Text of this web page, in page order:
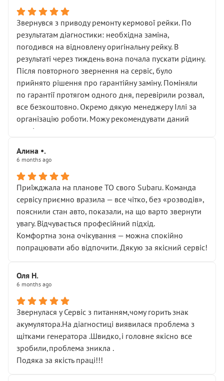
Звернувся з приводу ремонту кермової рейки. По
результатам діагностики: необхідна заміна,
погодився на відновлену оригінальну рейку. В
результаті через тиждень вона почала пускати рідину.
Після повторного звернення на сервіс, було
прийнято рішення про гарантійну заміну. Поміняли
по гарантії протягом одного дня, перевірили розвал,
все безкоштовно. Окремо дякую менеджеру Іллі за
організацію роботи. Можу рекомендувати даний
сервіс.
Алина •.
6 months ago
Приїжджала на планове ТО свого Subaru. Команда
сервісу приємно вразила — все чітко, без «розводів»,
пояснили стан авто, показали, на що варто звернути
увагу. Відчувається професійний підхід.
Комфортна зона очікування — можна спокійно
попрацювати або відпочити. Дякую за якісний сервіс!
Оля Н.
6 months ago
Звернулася у Сервіс з питанням,чому горить знак
акумулятора.На діагностиці виявилася проблема з
щітками генератора .Швидко,і головне якісно все
зробили,проблема зникла .
Подяка за якість праці!!!